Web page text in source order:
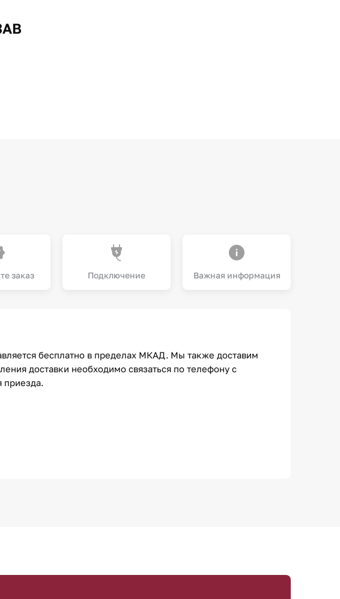
заказ Подключение Важная информация
бесплатно в пределах МКАД. Мы также доставим
доставки необходимо связаться по телефону с
приезда.